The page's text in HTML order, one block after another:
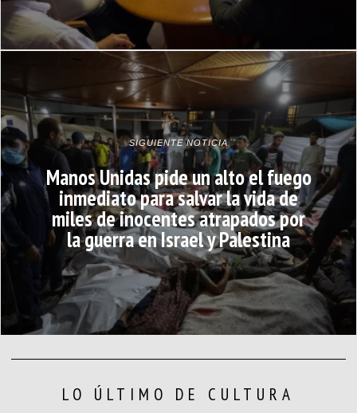
SIGUIENTE NOTICIA
Manos Unidas pide un alto el fuego
inmediato para salvar la vida de
miles de inocentes atrapados por
la guerra en Israel y Palestina
LO ÚLTIMO DE CULTURA